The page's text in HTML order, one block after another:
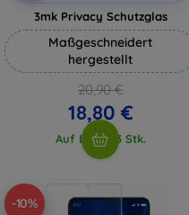
3mk Privacy Schutzglas
Maßgeschneidert
hergestellt
20,90 €
18,80 €
Auf Lager 3 Stk.
-10%